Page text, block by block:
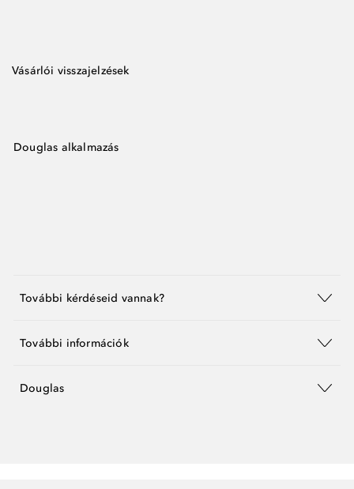
Vásárlói visszajelzések
Douglas alkalmazás
További kérdéseid vannak?
További információk
Douglas